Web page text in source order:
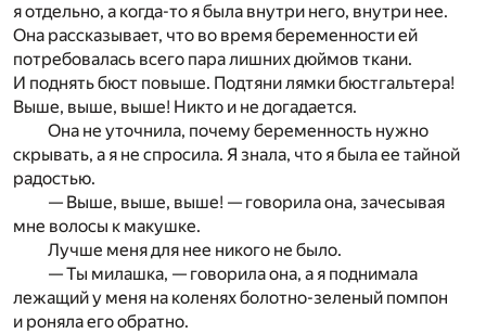
я отдельно, а когда-то я была внутри него, внутри нее.
Она рассказывает, что во время беременности ей
потребовалась всего пара лишних дюймов ткани.
И поднять бюст повыше. Подтяни лямки бюстгальтера!
Выше, выше, выше! Никто и не догадается.
Она не уточнила, почему беременность нужно
скрывать, а я не спросила. Я знала, что я была ее тайной
радостью.
— Выше, выше, выше! — говорила она, зачесывая
мне волосы к макушке.
Лучше меня для нее никого не было.
— Ты милашка, — говорила она, а я поднимала
лежащий у меня на коленях болотно-зеленый помпон
и роняла его обратно.